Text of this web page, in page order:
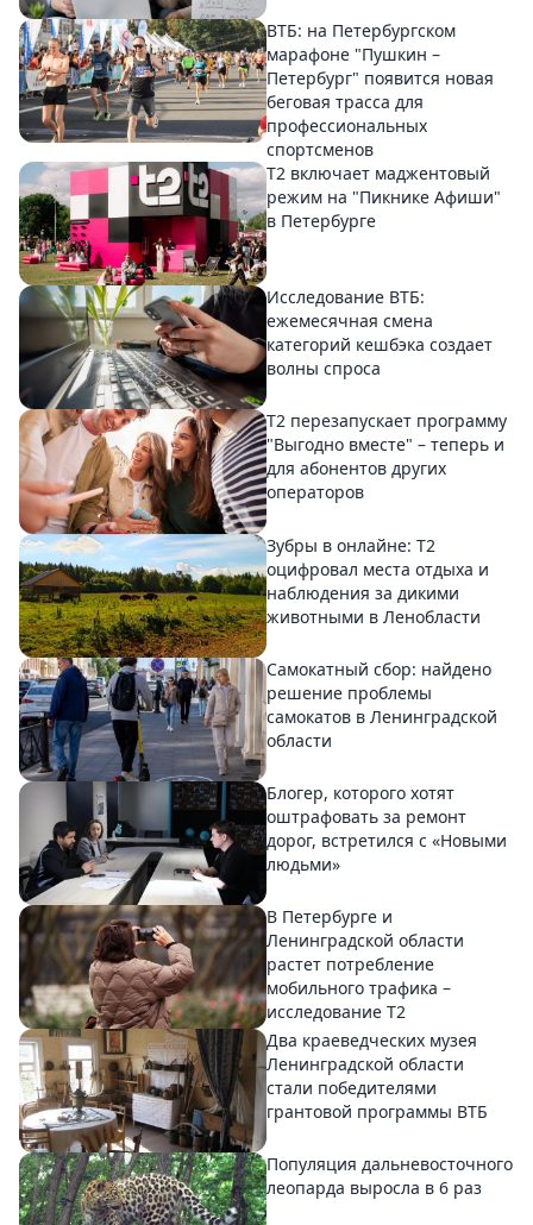
ВТБ: на Петербургском
марафоне "Пушкин –
Петербург" появится новая
беговая трасса для
профессиональных
спортсменов
Т2 включает маджентовый
режим на "Пикнике Афиши"
в Петербурге
Исследование ВТБ:
ежемесячная смена
категорий кешбэка создает
волны спроса
Т2 перезапускает программу
"Выгодно вместе" – теперь и
для абонентов других
операторов
Зубры в онлайне: Т2
оцифровал места отдыха и
наблюдения за дикими
животными в Ленобласти
Самокатный сбор: найдено
решение проблемы
самокатов в Ленинградской
области
Блогер, которого хотят
оштрафовать за ремонт
дорог, встретился с «Новыми
людьми»
В Петербурге и
Ленинградской области
растет потребление
мобильного трафика –
исследование T2
Два краеведческих музея
Ленинградской области
стали победителями
грантовой программы ВТБ
Популяция дальневосточного
леопарда выросла в 6 раз